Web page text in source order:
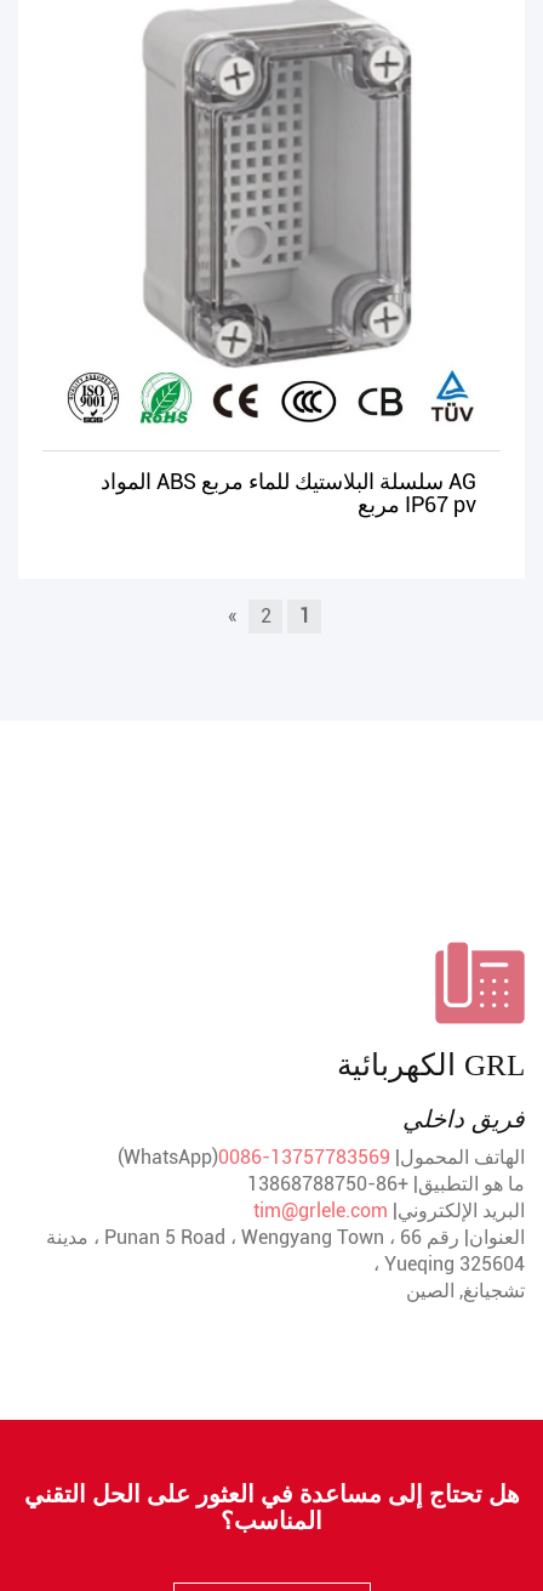
AG سلسلة البلاستيك للماء مربع ABS المواد
IP67 pv مربع
1
2
»
GRL الكهربائية
فريق داخلي
الهاتف المحمول| 0086-13757783569
(WhatsApp)
ما هو التطبيق| +86-13868788750
البريد الإلكتروني| tim@grlele.com
العنوان| رقم 66 ، Punan 5 Road ، Wengyang Town ، مدينة
Yueqing 325604 ،
تشجيانغ, الصين
هل تحتاج إلى مساعدة في العثور على الحل التقني
المناسب؟